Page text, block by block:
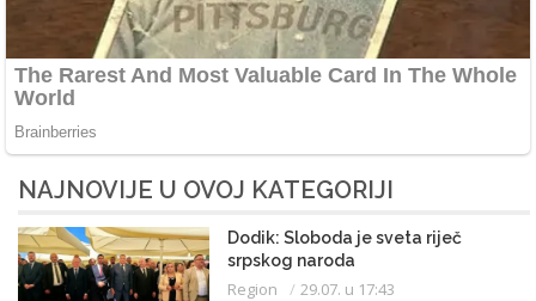
NAJNOVIJE U OVOJ KATEGORIJI
Dodik: Sloboda je sveta riječ
srpskog naroda
Region 29.07. u 17:43